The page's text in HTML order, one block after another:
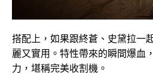
搭配上，如果跟終蒼、史黛拉一
麗又實用。特性帶來的瞬間爆血
力，堪稱完美收割機。